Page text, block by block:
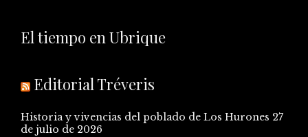
El tiempo en Ubrique
Editorial Tréveris
Historia y vivencias del poblado de Los Hurones 27
de julio de 2026